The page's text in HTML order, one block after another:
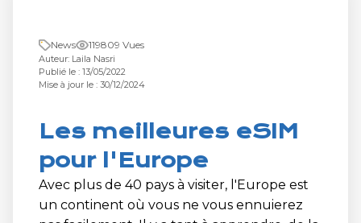
News 119809 Vues
Auteur: Laila Nasri
Publié le : 13/05/2022
Mise à jour le : 30/12/2024
Les meilleures eSIM
pour l'Europe
Avec plus de 40 pays à visiter, l'Europe est
un continent où vous ne vous ennuierez